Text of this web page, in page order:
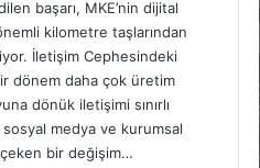
başarı, MKE’nin dijital
kilometre taşlarından
İletişim Cephesindeki
dönem daha çok üretim
dönük iletişimi sınırlı
sosyal medya ve kurumsal
bir değişim…